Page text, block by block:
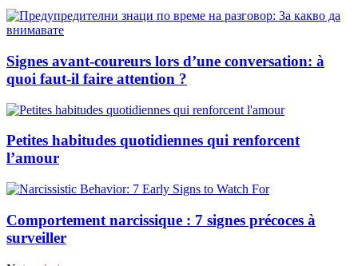
Signes avant-coureurs lors d’une conversation: à
quoi faut-il faire attention ?
Petites habitudes quotidiennes qui renforcent
l’amour
Comportement narcissique : 7 signes précoces à
surveiller